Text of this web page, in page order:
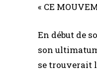
« CE
En début de
son
se trouverait